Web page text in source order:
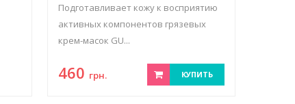
Подготавливает кожу к восприятию
активных компонентов грязевых
крем-масок GU...
460 грн. КУПИТЬ